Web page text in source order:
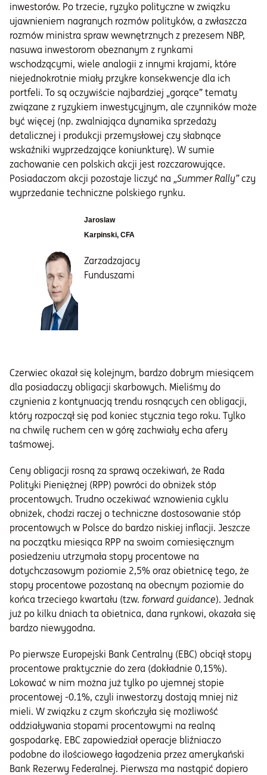
inwestorów. Po trzecie, ryzyko polityczne w związku
ujawnieniem nagranych rozmów polityków, a zwłaszcza
rozmów ministra spraw wewnętrznych z prezesem NBP,
nasuwa inwestorom obeznanym z rynkami
wschodzącymi, wiele analogii z innymi krajami, które
niejednokrotnie miały przykre konsekwencje dla ich
portfeli. To są oczywiście najbardziej „gorące” tematy
związane z ryzykiem inwestycyjnym, ale czynników może
być więcej (np. zwalniająca dynamika sprzedaży
detalicznej i produkcji przemysłowej czy słabnące
wskaźniki wyprzedzające koniunkturę). W sumie
zachowanie cen polskich akcji jest rozczarowujące.
Posiadaczom akcji pozostaje liczyć na „Summer Rally”czy
wyprzedanie techniczne polskiego rynku.
Jaroslaw
Karpinski, CFA
Zarzadzajacy
Funduszami
Czerwiec okazał się kolejnym, bardzo dobrym miesiącem
dla posiadaczy obligacji skarbowych. Mieliśmy do
czynienia z kontynuacją trendu rosnących cen obligacji,
który rozpoczął się pod koniec stycznia tego roku. Tylko
na chwilę ruchem cen w górę zachwiały echa afery
taśmowej.
Ceny obligacji rosną za sprawą oczekiwań, że Rada
Polityki Pieniężnej (RPP) powróci do obniżek stóp
procentowych. Trudno oczekiwać wznowienia cyklu
obniżek, chodzi raczej o techniczne dostosowanie stóp
procentowych w Polsce do bardzo niskiej inflacji. Jeszcze
na początku miesiąca RPP na swoim comiesięcznym
posiedzeniu utrzymała stopy procentowe na
dotychczasowym poziomie 2,5% oraz obietnicę tego, że
stopy procentowe pozostaną na obecnym poziomie do
końca trzeciego kwartału (tzw. forward guidance). Jednak
już po kilku dniach ta obietnica, dana rynkowi, okazała się
bardzo niewygodna.
Po pierwsze Europejski Bank Centralny (EBC) obciął stopy
procentowe praktycznie do zera (dokładnie 0,15%).
Lokować w nim można już tylko po ujemnej stopie
procentowej -0.1%, czyli inwestorzy dostają mniej niż
mieli. W związku z czym skończyła się możliwość
oddziaływania stopami procentowymi na realną
gospodarkę. EBC zapowiedział operacje bliźniaczo
podobne do ilościowego łagodzenia przez amerykański
Bank Rezerwy Federalnej. Pierwsza ma nastąpić dopiero